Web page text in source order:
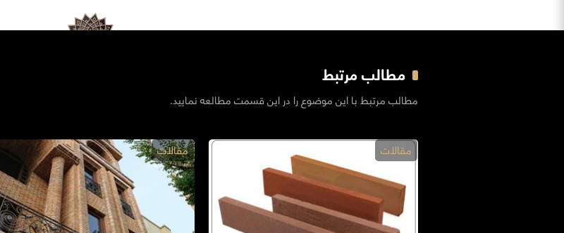
مطالب مرتبط
مطالب مرتبط با این موضوع را در این قسمت مطالعه نمایید.
مقالات مقالات